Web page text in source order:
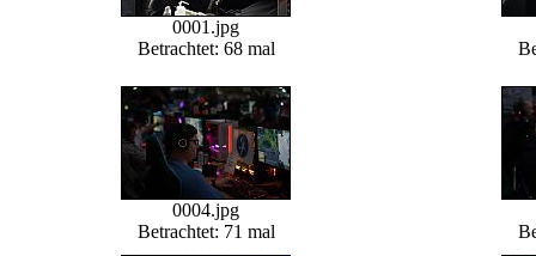
0001.jpg
Betrachtet: 68 mal
0004.jpg
Betrachtet: 71 mal